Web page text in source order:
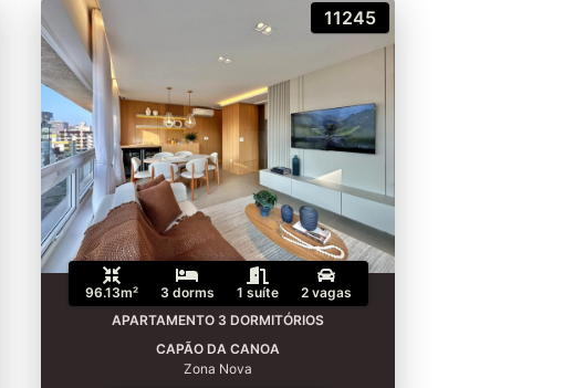
11245
96.13m² 3 dorms 1 suíte
2 vagas
APARTAMENTO 3 DORMITÓRIOS
CAPÃO DA CANOA
Zona Nova